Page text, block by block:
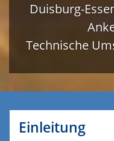
Duisburg-
Technische
Einleitung